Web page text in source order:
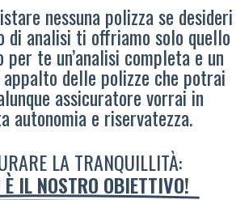
nessuna polizza se desideri
di analisi ti offriamo solo quello
per te un’analisi completa e un
delle polizze che potrai
assicuratore vorrai in
autonomia e riservatezza.
LA TRANQUILLITÀ:
È IL NOSTRO OBIETTIVO!